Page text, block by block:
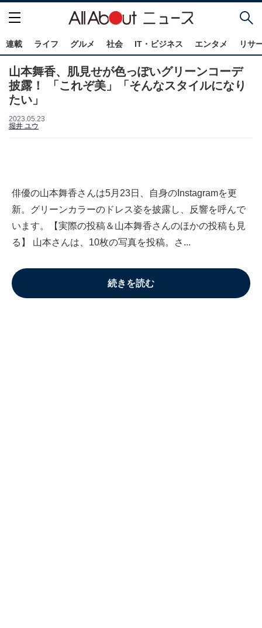
連載 ライフ グルメ 社会 IT・ビジネス エンタメ リサ
山本舞香、肌見せが色っぽいグリーンコーデ
披露！ 「これぞ美」「そんなスタイルになり
たい」
2023.05.23
堀井 ユウ
俳優の山本舞香さんは5月23日、自身のInstagramを更
新。グリーンカラーのドレス姿を披露し、反響を呼んで
います。【実際の投稿＆山本舞香さんのほかの投稿も見
る】 山本さんは、10枚の写真を投稿。さ...
続きを読む